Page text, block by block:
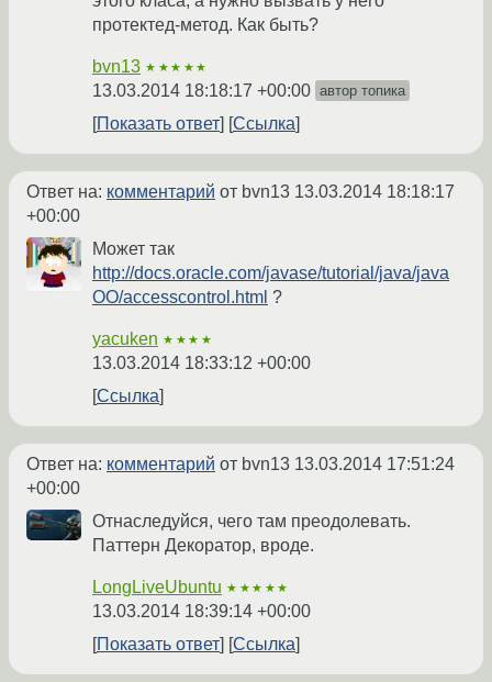
протектед-метод. Как быть?
bvn13 ★★★★★
13.03.2014 18:18:17 +00:00 автор топика
Показать ответ Ссылка
Ответ на: комментарий от bvn13 13.03.2014 18:18:17
+00:00
Может так
http://docs.oracle.com/javase/tutorial/java/java
OO/accesscontrol.html ?
yacuken ★★★★
13.03.2014 18:33:12 +00:00
Ссылка
Ответ на: комментарий от bvn13 13.03.2014 17:51:24
+00:00
Отнаследуйся, чего там преодолевать.
Паттерн Декоратор, вроде.
LongLiveUbuntu ★★★★★
13.03.2014 18:39:14 +00:00
Показать ответ
Ссылка